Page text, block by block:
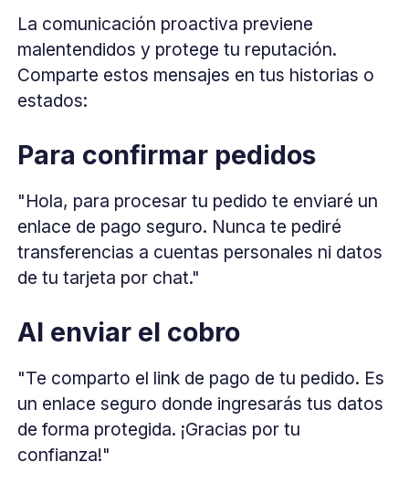
La comunicación proactiva previene
malentendidos y protege tu reputación.
Comparte estos mensajes en tus historias o
estados:
Para confirmar pedidos
"Hola, para procesar tu pedido te enviaré un
enlace de pago seguro. Nunca te pediré
transferencias a cuentas personales ni datos
de tu tarjeta por chat."
Al enviar el cobro
"Te comparto el link de pago de tu pedido. Es
un enlace seguro donde ingresarás tus datos
de forma protegida. ¡Gracias por tu
confianza!"